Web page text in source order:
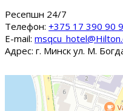
Ресепшн 24/7
Tелефон: +375 17 390 90
E-mail:
Адрес: г. Минск ул. М.